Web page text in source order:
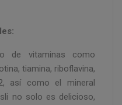
de vitaminas como
tiamina, riboflavina,
así como el mineral
no solo es delicioso,